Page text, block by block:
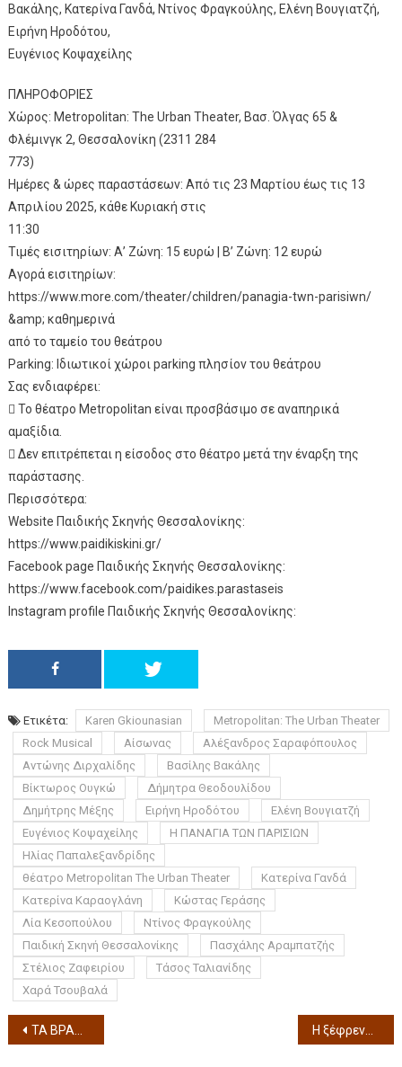
Βακάλης, Κατερίνα Γανδά, Ντίνος Φραγκούλης, Ελένη Βουγιατζή,
Ειρήνη Ηροδότου,
Ευγένιος Κοψαχείλης
ΠΛΗΡΟΦΟΡΙΕΣ
Χώρος: Metropolitan: The Urban Theater, Βασ. Όλγας 65 &
Φλέμινγκ 2, Θεσσαλονίκη (2311 284
773)
Ημέρες & ώρες παραστάσεων: Από τις 23 Μαρτίου έως τις 13
Απριλίου 2025, κάθε Κυριακή στις
11:30
Τιμές εισιτηρίων: Α’ Ζώνη: 15 ευρώ | Β’ Ζώνη: 12 ευρώ
Αγορά εισιτηρίων:
https://www.more.com/theater/children/panagia-twn-parisiwn/
&amp; καθημερινά
από το ταμείο του θεάτρου
Parking: Ιδιωτικοί χώροι parking πλησίον του θεάτρου
Σας ενδιαφέρει:
 Το θέατρο Metropolitan είναι προσβάσιμο σε αναπηρικά
αμαξίδια.
 Δεν επιτρέπεται η είσοδος στο θέατρο μετά την έναρξη της
παράστασης.
Περισσότερα:
Website Παιδικής Σκηνής Θεσσαλονίκης:
https://www.paidikiskini.gr/
Facebook page Παιδικής Σκηνής Θεσσαλονίκης:
https://www.facebook.com/paidikes.parastaseis
Instagram profile Παιδικής Σκηνής Θεσσαλονίκης:
Ετικέτα: Karen Gkiounasian
Metropolitan: The Urban Theater
Rock Musical
Αίσωνας
Αλέξανδρος Σαραφόπουλος
Αντώνης Διρχαλίδης
Βασίλης Βακάλης
Βίκτωρος Ουγκώ
Δήμητρα Θεοδουλίδου
Δημήτρης Μέξης
Ειρήνη Ηροδότου
Ελένη Βουγιατζή
Ευγένιος Κοψαχείλης
Η ΠΑΝΑΓΙΑ ΤΩΝ ΠΑΡΙΣΙΩΝ
Ηλίας Παπαλεξανδρίδης
θέατρο Metropolitan The Urban Theater
Κατερίνα Γανδά
Κατερίνα Καραογλάνη
Κώστας Γεράσης
Λία Κεσοπούλου
Ντίνος Φραγκούλης
Παιδική Σκηνή Θεσσαλονίκης
Πασχάλης Αραμπατζής
Στέλιος Ζαφειρίου
Τάσος Ταλιανίδης
Χαρά Τσουβαλά
ΤΑ ΒΡΑΒΕΙΑ ΤΟΥ 27ου ΦΕΣΤΙΒΑΛ ΝΤΟΚΙΜΑΝΤΕΡ ΘΕΣΣΑΛΟΝΙΚΗΣ 16 MAPTIOY 2025 Η ξέφρενη κωμωδία της Δήμητρας Παπαδοπούλου «Ο Παππούς έχει Πίεση»​ έρχεται στη Θεσσαλονίκη για λίγες μόνο παραστάσεις